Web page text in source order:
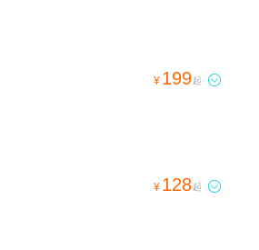
¥ 199起 
¥ 128起 